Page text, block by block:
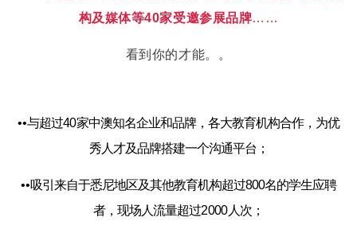
构及媒体等40家受邀参展品牌……
看到你的才能。。
••与超过40家中澳知名企业和品牌，各大教育机构合作，为优
秀人才及品牌搭建一个沟通平台；
••吸引来自于悉尼地区及其他教育机构超过800名的学生应聘
者，现场人流量超过2000人次；